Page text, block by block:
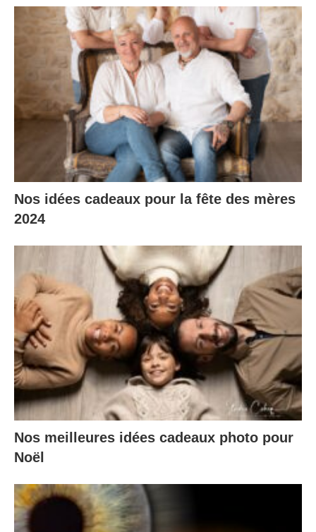
Nos idées cadeaux pour la fête des mères
2024
Nos meilleures idées cadeaux photo pour
Noël